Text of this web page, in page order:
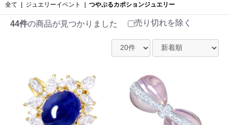
全て ジュエリーイベント つやぷるカボションジュエリー
44件の商品が見つかりました 売り切れを除く